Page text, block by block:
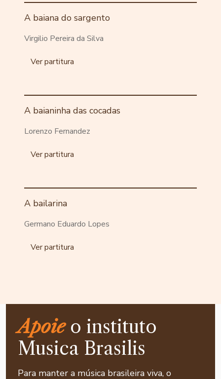
A baiana do sargento
Virgilio Pereira da Silva
Ver partitura
A baianinha das cocadas
Lorenzo Fernandez
Ver partitura
A bailarina
Germano Eduardo Lopes
Ver partitura
Apoieo instituto
Musica Brasilis
Para manter a música brasileira viva, o